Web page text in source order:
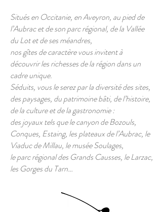
Situés en Occitanie, en Aveyron, au pied de
l’Aubrac et de son parc régional, de la Vallée
du Lot et de ses méandres,
nos gîtes de caractère vous invitent à
découvrir les richesses de la région dans un
cadre unique.
Séduits, vous le serez par la diversité des sites,
des paysages, du patrimoine bâti, de l’histoire,
de la culture et de la gastronomie :
des joyaux tels que le canyon de Bozouls,
Conques, Estaing, les plateaux de l’Aubrac, le
Viaduc de Millau, le musée Soulages,
le parc régional des Grands Causses, le Larzac,
les Gorges du Tarn…